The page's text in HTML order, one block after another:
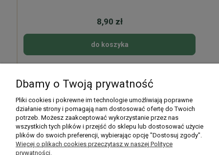
8,90 zł
do koszyka
Moje konto
Płatności i dostawa
Dbamy o Twoją prywatność
Pliki cookies i pokrewne im technologie umożliwiają poprawne
działanie strony i pomagają nam dostosować ofertę do Twoich
potrzeb. Możesz zaakceptować wykorzystanie przez nas
wszystkich tych plików i przejść do sklepu lub dostosować użycie
plików do swoich preferencji, wybierając opcję "Dostosuj zgody".
Więcej o plikach cookies przeczytasz w naszej Polityce
prywatności.